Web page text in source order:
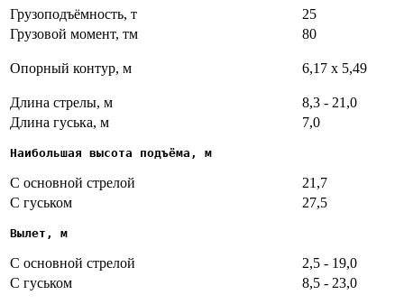
Грузоподъёмность, т
25
Грузовой момент, тм
80
Опорный контур, м 6,17 х 5,49
Длина стрелы, м
8,3 - 21,0
Длина гуська, м
7,0
Наибольшая высота подъёма, м
С основной стрелой
21,7
С гуськом
27,5
Вылет, м
С основной стрелой
2,5 - 19,0
С гуськом
8,5 - 23,0